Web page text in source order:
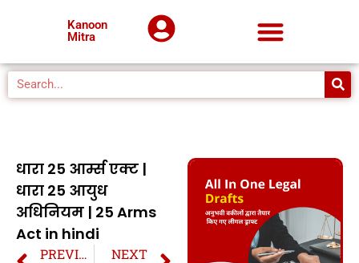
Kanoon
Mitra
धारा 25 आर्म्स एक्ट |
धारा 25 आयुध
अधिनियम | 25 Arms
Act in hindi
PREVIOUS NEXT